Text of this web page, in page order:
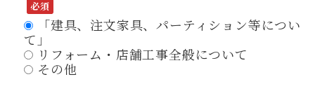
「建具、注文家具、パーティション等につい
て」
リフォーム・店舗工事全般について
その他